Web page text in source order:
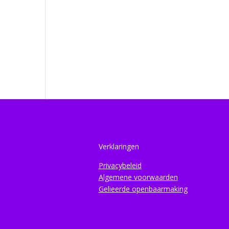
Verklaringen
Privacybeleid
Algemene voorwaarden
Gelieerde openbaarmaking